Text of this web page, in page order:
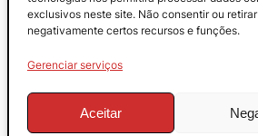
exclusivos neste site. Não consentir ou
negativamente certos recursos e funções.
Gerenciar serviços
Aceitar